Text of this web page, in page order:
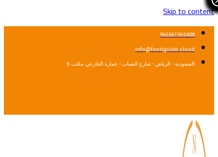
Skip to
966561965488
info@foodguide.cloud
السعودية - الرياض - شارع الضباب - عمارة الخارجي مكتب 6